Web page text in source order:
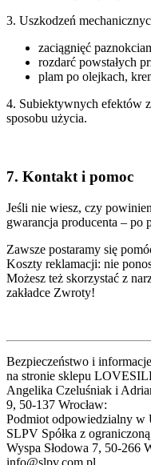
3. Uszkodzeń
zaciągnięć
rozdarć powstałych
plam po olejkach,
4. Subiektywnych efektów
sposobu użycia.
7. Kontakt i pomoc
Jeśli nie wiesz, czy
gwarancja producenta – po
Zawsze postaramy się
Koszty reklamacji: nie
Możesz też skorzystać z
zakładce Zwroty!
Bezpieczeństwo i
na stronie sklepu
Angelika Czeluśniak i
9, 50-137 Wrocław:
Podmiot odpowiedzialny w
SLPV Spółka z
Wyspa Słodowa 7, 50-266
info@slpv.com.pl